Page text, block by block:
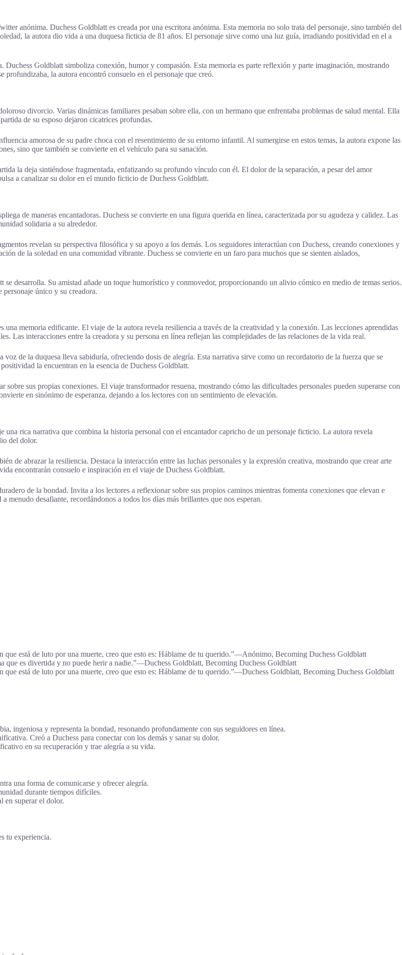
anónima. Duchess Goldblatt es creada por una escritora anónima. Esta memoria no solo trata del personaje, sino también del
la autora dio vida a una duquesa ficticia de 81 años. El personaje sirve como una luz guía, irradiando positividad en el a
Goldblatt simboliza conexión, humor y compasión. Esta memoria es parte reflexión y parte imaginación, mostrando
la autora encontró consuelo en el personaje que creó.
divorcio. Varias dinámicas familiares pesaban sobre ella, con un hermano que enfrentaba problemas de salud mental. Ella
de su esposo dejaron cicatrices profundas.
amorosa de su padre choca con el resentimiento de su entorno infantil. Al sumergirse en estos temas, la autora expone las
sino que también se convierte en el vehículo para su sanación.
la deja sintiéndose fragmentada, enfatizando su profundo vínculo con él. El dolor de la separación, a pesar del amor
a canalizar su dolor en el mundo ficticio de Duchess Goldblatt.
de maneras encantadoras. Duchess se convierte en una figura querida en línea, caracterizada por su agudeza y calidez. Las
solidaria a su alrededor.
revelan su perspectiva filosófica y su apoyo a los demás. Los seguidores interactúan con Duchess, creando conexiones y
de la soledad en una comunidad vibrante. Duchess se convierte en un faro para muchos que se sienten aislados,
desarrolla. Su amistad añade un toque humorístico y conmovedor, proporcionando un alivio cómico en medio de temas serios.
único y su creadora.
una memoria edificante. El viaje de la autora revela resiliencia a través de la creatividad y la conexión. Las lecciones aprendidas
Las interacciones entre la creadora y su persona en línea reflejan las complejidades de las relaciones de la vida real.
de la duquesa lleva sabiduría, ofreciendo dosis de alegría. Esta narrativa sirve como un recordatorio de la fuerza que se
la encuentran en la esencia de Duchess Goldblatt.
sus propias conexiones. El viaje transformador resuena, mostrando cómo las dificultades personales pueden superarse con
en sinónimo de esperanza, dejando a los lectores con un sentimiento de elevación.
rica narrativa que combina la historia personal con el encantador capricho de un personaje ficticio. La autora revela
del dolor.
de abrazar la resiliencia. Destaca la interacción entre las luchas personales y la expresión creativa, mostrando que crear arte
encontrarán consuelo e inspiración en el viaje de Duchess Goldblatt.
de la bondad. Invita a los lectores a reflexionar sobre sus propios caminos mientras fomenta conexiones que elevan e
desafiante, recordándonos a todos los días más brillantes que nos esperan.
que está de luto por una muerte, creo que esto es: Háblame de tu querido.”―Anónimo, Becoming Duchess Goldblatt
que es divertida y no puede herir a nadie.”―Duchess Goldblatt, Becoming Duchess Goldblatt
que está de luto por una muerte, creo que esto es: Háblame de tu querido.”―Duchess Goldblatt, Becoming Duchess Goldblatt
ingeniosa y representa la bondad, resonando profundamente con sus seguidores en línea.
Creó a Duchess para conectar con los demás y sanar su dolor.
en su recuperación y trae alegría a su vida.
una forma de comunicarse y ofrecer alegría.
durante tiempos difíciles.
en superar el dolor.
tu experiencia.